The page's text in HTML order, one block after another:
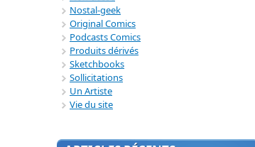
Nostal-geek
Original Comics
Podcasts Comics
Produits dérivés
Sketchbooks
Sollicitations
Un Artiste
Vie du site